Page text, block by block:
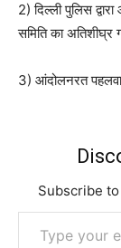
2) दिल्ली पुलिस
समिति का अतिशीघ्र
3) आंदोलनरत
Subscribe
Type your email…